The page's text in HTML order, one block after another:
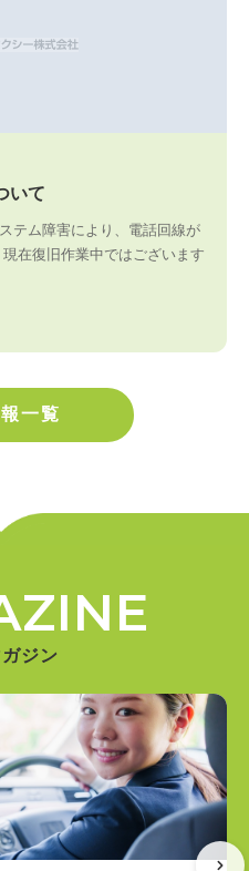
いて
テム障害により、電話回線が
在復旧作業中ではございます
一覧
ジン